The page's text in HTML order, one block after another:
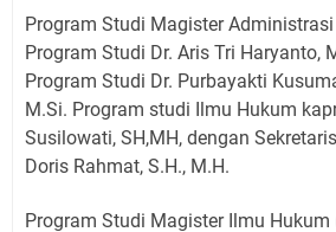
Program Studi Magister
Program Studi Dr. Aris Tri Haryanto,
Program Studi Dr. Purbayakti
M.Si. Program studi Ilmu Hukum
Susilowati, SH,MH, dengan
Doris Rahmat, S.H., M.H.
Program Studi Magister Ilmu Hukum